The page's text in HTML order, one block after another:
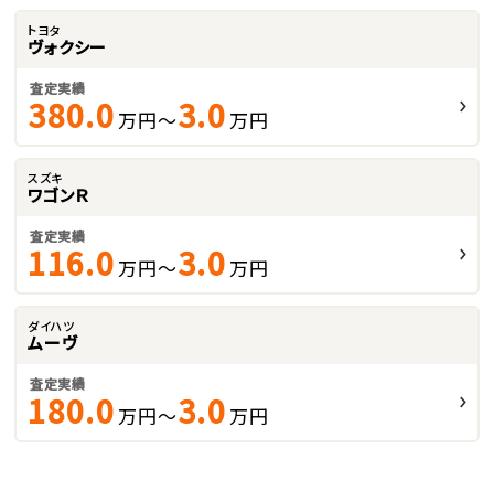
トヨタ
ヴォクシー
査定実績
380.0 万円～3.0 万円
スズキ
ワゴンＲ
査定実績
116.0 万円～3.0 万円
ダイハツ
ムーヴ
査定実績
180.0 万円～3.0 万円